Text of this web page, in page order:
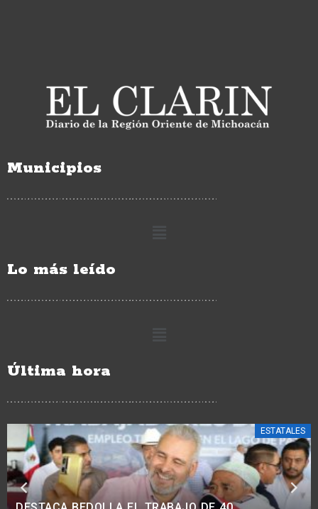
Municipios
Lo más leído
Última hora
ESTATALES